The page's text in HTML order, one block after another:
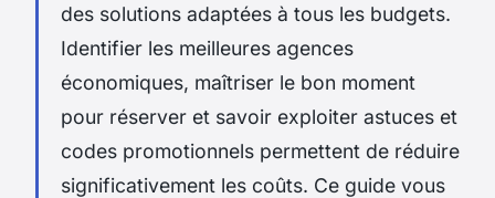
des solutions adaptées à tous les budgets.
Identifier les meilleures agences
économiques, maîtriser le bon moment
pour réserver et savoir exploiter astuces et
codes promotionnels permettent de réduire
significativement les coûts. Ce guide vous